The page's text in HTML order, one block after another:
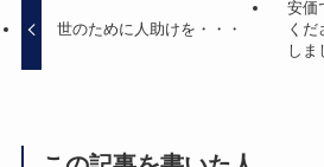
世のために人助けを・・・
安価
く
しま